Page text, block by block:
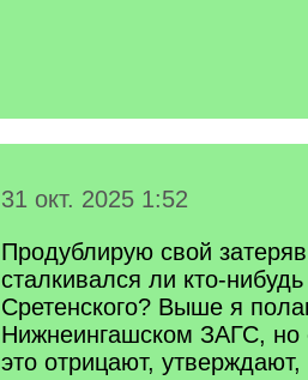
31 окт. 2025 1:52
Продублирую свой
сталкивался ли кто-
Сретенского? Выше я
Нижнеингашском ЗАГС, но
это отрицают,